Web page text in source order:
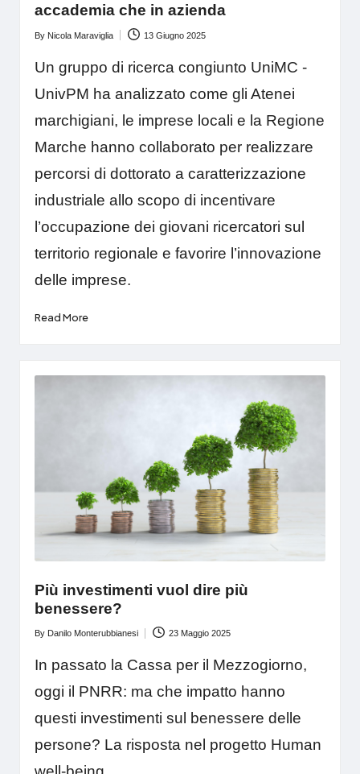
accademia che in azienda
Posted
By Nicola Maraviglia 13 Giugno 2025
Un gruppo di ricerca congiunto UniMC -
UnivPM ha analizzato come gli Atenei
marchigiani, le imprese locali e la Regione
Marche hanno collaborato per realizzare
percorsi di dottorato a caratterizzazione
industriale allo scopo di incentivare
l’occupazione dei giovani ricercatori sul
territorio regionale e favorire l’innovazione
delle imprese.
Read More
Più investimenti vuol dire più
benessere?
Posted
By Danilo Monterubbianesi 23 Maggio 2025
In passato la Cassa per il Mezzogiorno,
oggi il PNRR: ma che impatto hanno
questi investimenti sul benessere delle
persone? La risposta nel progetto Human